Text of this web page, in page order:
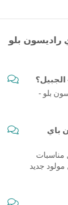
راديسون بلو
بلو -
باي
مناسبات
جديد